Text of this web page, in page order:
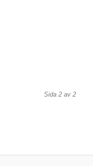
Sida 2 av 2